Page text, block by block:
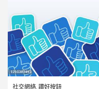
社交網絡, 讚好按鈕